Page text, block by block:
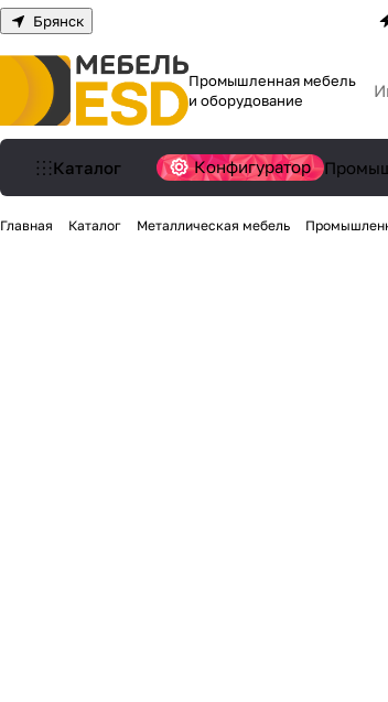
Брянск
Промышленная мебель
и оборудование
Каталог Конфигуратор
Главная Каталог Металлическая мебель